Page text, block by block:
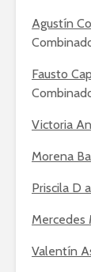
Agustín
Fausto
Victoria
Morena
Priscila D
Mercedes
Valentín